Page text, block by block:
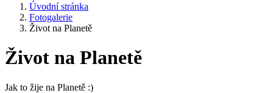
Úvodní stránka
Fotogalerie
Život na Planetě
Život na Planetě
Jak to žije na Planetě :)